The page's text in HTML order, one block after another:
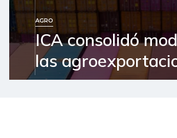
AGRO
ICA consolidó
las